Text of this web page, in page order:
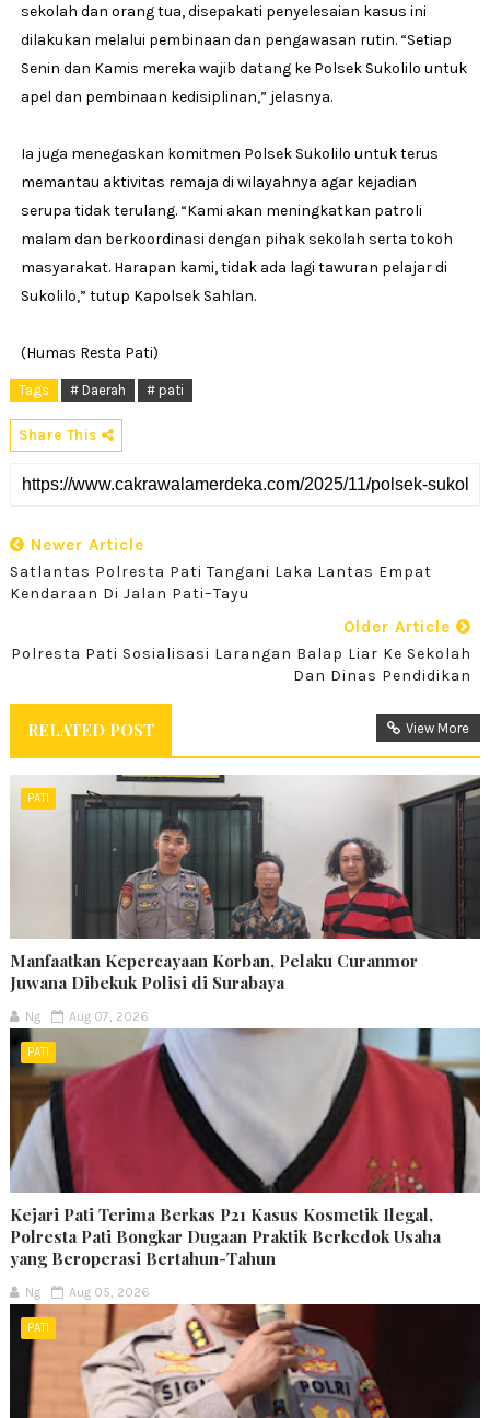
sekolah dan orang tua, disepakati penyelesaian kasus ini
dilakukan melalui pembinaan dan pengawasan rutin. “Setiap
Senin dan Kamis mereka wajib datang ke Polsek Sukolilo untuk
apel dan pembinaan kedisiplinan,” jelasnya.
Ia juga menegaskan komitmen Polsek Sukolilo untuk terus
memantau aktivitas remaja di wilayahnya agar kejadian
serupa tidak terulang. “Kami akan meningkatkan patroli
malam dan berkoordinasi dengan pihak sekolah serta tokoh
masyarakat. Harapan kami, tidak ada lagi tawuran pelajar di
Sukolilo,” tutup Kapolsek Sahlan.
(Humas Resta Pati)
Tags # Daerah # pati
Share This
Newer Article
Satlantas Polresta Pati Tangani Laka Lantas Empat
Kendaraan Di Jalan Pati–Tayu
Older Article
Polresta Pati Sosialisasi Larangan Balap Liar Ke Sekolah
Dan Dinas Pendidikan
RELATED POST View More
PATI
Manfaatkan Kepercayaan Korban, Pelaku Curanmor
Juwana Dibekuk Polisi di Surabaya
Ng Aug 07, 2026
PATI
Kejari Pati Terima Berkas P21 Kasus Kosmetik Ilegal,
Polresta Pati Bongkar Dugaan Praktik Berkedok Usaha
yang Beroperasi Bertahun-Tahun
Ng Aug 05, 2026
PATI